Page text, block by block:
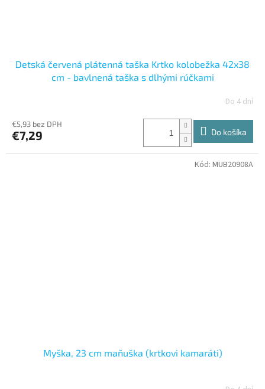
Detská červená plátenná taška Krtko kolobežka 42x38
cm - bavlnená taška s dlhými rúčkami
Do 4 dní
€5,93 bez DPH
€7,29 Do košíka
Myška, 23 cm maňuška (krtkovi kamaráti)
Kód: MUB20908A